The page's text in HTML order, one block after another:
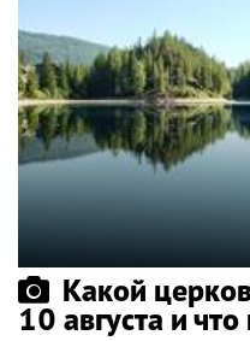
Какой
10 августа и